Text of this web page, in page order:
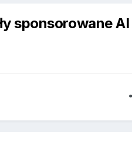
sponsorowane